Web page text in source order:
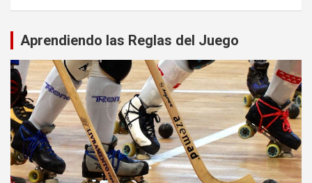
Aprendiendo las Reglas del Juego